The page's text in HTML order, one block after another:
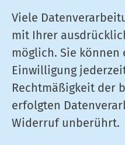
Viele
mit Ihrer
möglich. Sie
Einwilligung
Rechtmäßigkeit der
erfolgten
Widerruf unberührt.